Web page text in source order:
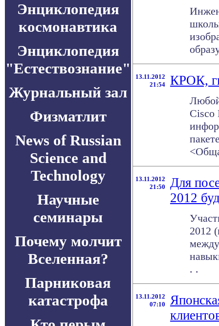
Энциклопедия
космонавтика
Энциклопедия
"Естествознание"
Журнальный зал
Физматлит
News of Russian
Science and
Technology
Научные
семинары
Почему молчит
Вселенная?
Парниковая
катастрофа
13.11.2012
21:54
КРОК,
Cisco
13.11.2012
21:50
Для
2012
2012
. .
13.11.2012
07:10